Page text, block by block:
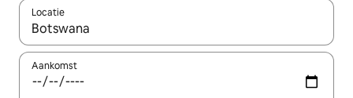
Locatie
Wanneer er suggesties beschikbaar zijn, maak je een keuze
Aankomst